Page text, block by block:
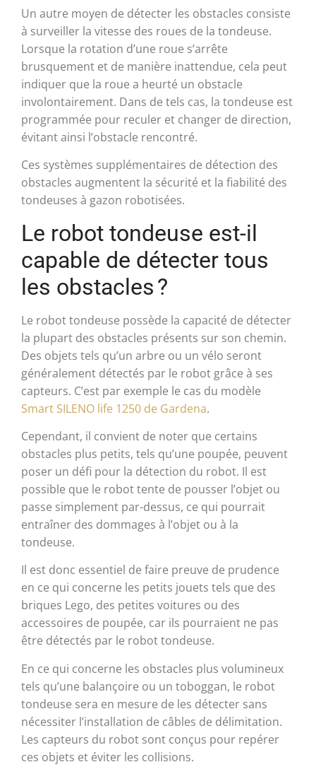
Un autre moyen de détecter les obstacles consiste
à surveiller la vitesse des roues de la tondeuse.
Lorsque la rotation d’une roue s’arrête
brusquement et de manière inattendue, cela peut
indiquer que la roue a heurté un obstacle
involontairement. Dans de tels cas, la tondeuse est
programmée pour reculer et changer de direction,
évitant ainsi l’obstacle rencontré.
Ces systèmes supplémentaires de détection des
obstacles augmentent la sécurité et la fiabilité des
tondeuses à gazon robotisées.
Le robot tondeuse est-il
capable de détecter tous
les obstacles ?
Le robot tondeuse possède la capacité de détecter
la plupart des obstacles présents sur son chemin.
Des objets tels qu’un arbre ou un vélo seront
généralement détectés par le robot grâce à ses
capteurs. C’est par exemple le cas du modèle
Smart SILENO life 1250 de Gardena.
Cependant, il convient de noter que certains
obstacles plus petits, tels qu’une poupée, peuvent
poser un défi pour la détection du robot. Il est
possible que le robot tente de pousser l’objet ou
passe simplement par-dessus, ce qui pourrait
entraîner des dommages à l’objet ou à la
tondeuse.
Il est donc essentiel de faire preuve de prudence
en ce qui concerne les petits jouets tels que des
briques Lego, des petites voitures ou des
accessoires de poupée, car ils pourraient ne pas
être détectés par le robot tondeuse.
En ce qui concerne les obstacles plus volumineux
tels qu’une balançoire ou un toboggan, le robot
tondeuse sera en mesure de les détecter sans
nécessiter l’installation de câbles de délimitation.
Les capteurs du robot sont conçus pour repérer
ces objets et éviter les collisions.